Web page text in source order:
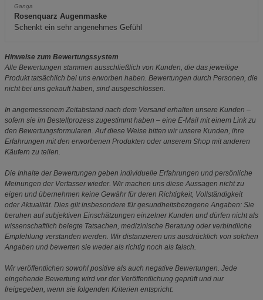
Ganga
Rosenquarz Augenmaske
Schenkt ein sehr angenehmes Gefühl
Hinweise zum Bewertungssystem
Alle Bewertungen stammen ausschließlich von Kunden, die das jeweilige
Produkt tatsächlich bei uns erworben haben. Bewertungen durch Personen, die
nicht bei uns gekauft haben, sind ausgeschlossen.
In angemessenem Zeitabstand nach dem Versand erhalten unsere Kunden –
sofern sie im Bestellprozess zugestimmt haben – eine E-Mail mit einem Link zu
den Bewertungsformularen. Auf diese Weise bitten wir unsere Kunden, ihre
Erfahrungen mit den erworbenen Produkten oder unserem Shop mit anderen
Käufern zu teilen.
Die Inhalte der Bewertungen geben individuelle Erfahrungen und persönliche
Meinungen der Verfasser wieder. Wir machen uns diese Aussagen nicht zu
eigen und übernehmen keine Gewähr für deren Richtigkeit, Vollständigkeit
oder Aktualität. Dies gilt insbesondere für gesundheitsbezogene Angaben: Sie
beruhen auf subjektiven Einschätzungen einzelner Kunden und dürfen nicht als
wissenschaftlich belegte Tatsachen, medizinische Beratung oder verbindliche
Empfehlung verstanden werden. Wir distanzieren uns ausdrücklich von solchen
Angaben und bewerten sie weder als richtig noch als falsch.
Wir veröffentlichen sowohl positive als auch negative Bewertungen. Jede
eingehende Bewertung wird vor der Veröffentlichung geprüft und nur
freigegeben, wenn sie folgenden Kriterien entspricht: